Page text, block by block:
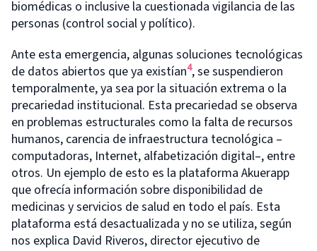
biomédicas o inclusive la cuestionada vigilancia de las
personas (control social y político).
Ante esta emergencia, algunas soluciones tecnológicas
de datos abiertos que ya existían4, se suspendieron
temporalmente, ya sea por la situación extrema o la
precariedad institucional. Esta precariedad se observa
en problemas estructurales como la falta de recursos
humanos, carencia de infraestructura tecnológica –
computadoras, Internet, alfabetización digital–, entre
otros. Un ejemplo de esto es la plataforma Akuerapp
que ofrecía información sobre disponibilidad de
medicinas y servicios de salud en todo el país. Esta
plataforma está desactualizada y no se utiliza, según
nos explica David Riveros, director ejecutivo de